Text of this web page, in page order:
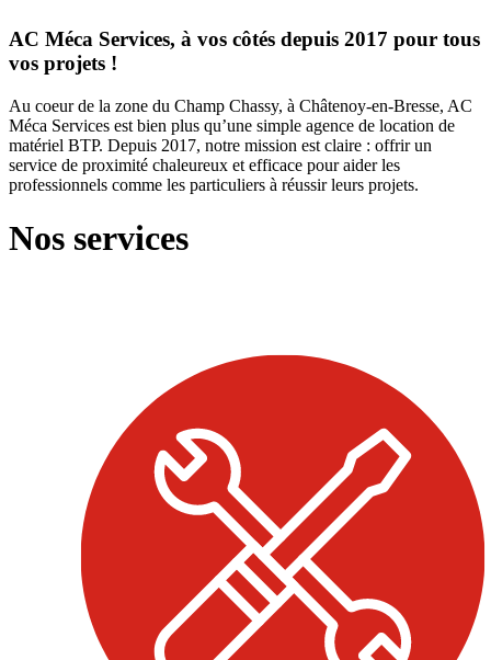
AC Méca Services, à vos côtés depuis 2017 pour tous
vos projets !
Au coeur de la zone du Champ Chassy, à Châtenoy-en-Bresse, AC
Méca Services est bien plus qu’une simple agence de location de
matériel BTP. Depuis 2017, notre mission est claire : offrir un
service de proximité chaleureux et efficace pour aider les
professionnels comme les particuliers à réussir leurs projets.
Nos services